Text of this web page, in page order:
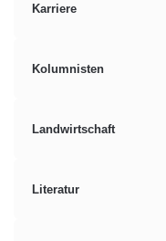
Karriere
Kolumnisten
Landwirtschaft
Literatur